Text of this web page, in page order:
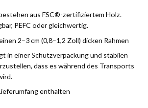
aus FSC®-zertifiziertem Holz.
PEFC oder gleichwertig.
2–3 cm (0,8–1,2 Zoll) dicken Rahmen
in einer Schutzverpackung und stabilen
dass es während des Transports
enthalten